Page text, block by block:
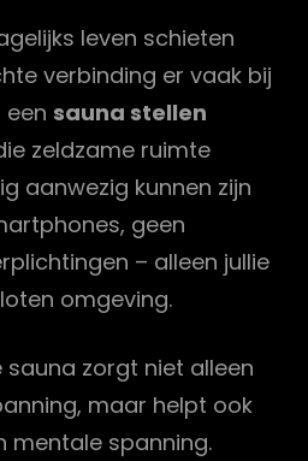
leven schieten
verbinding er vaak bij
een sauna stellen
zeldzame ruimte
aanwezig kunnen zijn
geen
– alleen jullie
omgeving.
zorgt niet alleen
maar helpt ook
mentale spanning.